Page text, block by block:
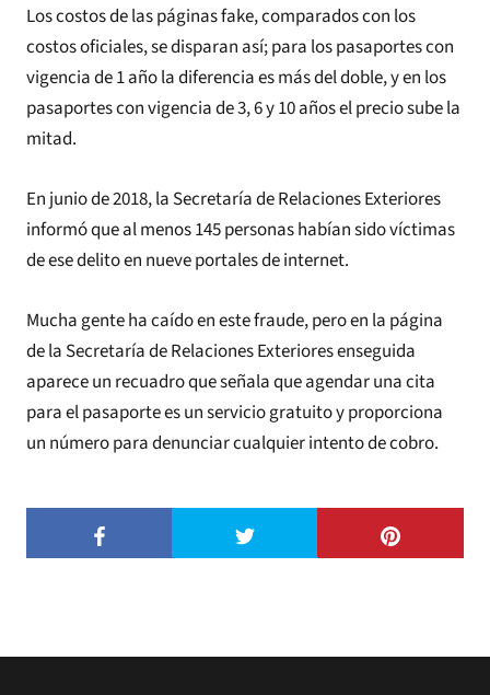
Los costos de las páginas fake, comparados con los
costos oficiales, se disparan así; para los pasaportes con
vigencia de 1 año la diferencia es más del doble, y en los
pasaportes con vigencia de 3, 6 y 10 años el precio sube la
mitad.
En junio de 2018, la Secretaría de Relaciones Exteriores
informó que al menos 145 personas habían sido víctimas
de ese delito en nueve portales de internet.
Mucha gente ha caído en este fraude, pero en la página
de la Secretaría de Relaciones Exteriores enseguida
aparece un recuadro que señala que agendar una cita
para el pasaporte es un servicio gratuito y proporciona
un número para denunciar cualquier intento de cobro.